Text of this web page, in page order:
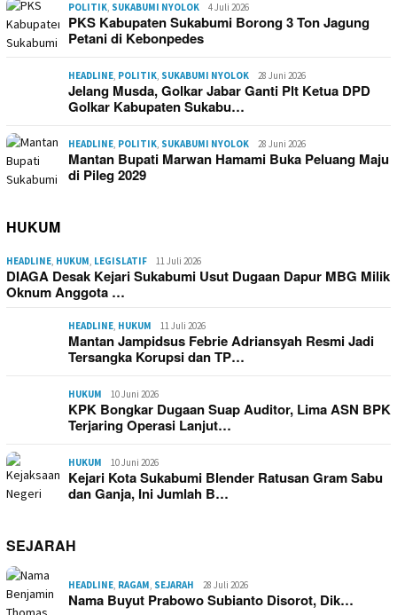
POLITIK, SUKABUMI NYOLOK 4 Juli 2026
PKS Kabupaten Sukabumi Borong 3 Ton Jagung
Petani di Kebonpedes
HEADLINE, POLITIK, SUKABUMI NYOLOK 28 Juni 2026
Jelang Musda, Golkar Jabar Ganti Plt Ketua DPD
Golkar Kabupaten Sukabu…
HEADLINE, POLITIK, SUKABUMI NYOLOK 28 Juni 2026
Mantan Bupati Marwan Hamami Buka Peluang Maju
di Pileg 2029
HUKUM
HEADLINE, HUKUM, LEGISLATIF 11 Juli 2026
DIAGA Desak Kejari Sukabumi Usut Dugaan Dapur MBG Milik
Oknum Anggota …
HEADLINE, HUKUM 11 Juli 2026
Mantan Jampidsus Febrie Adriansyah Resmi Jadi
Tersangka Korupsi dan TP…
HUKUM 10 Juni 2026
KPK Bongkar Dugaan Suap Auditor, Lima ASN BPK
Terjaring Operasi Lanjut…
HUKUM 10 Juni 2026
Kejari Kota Sukabumi Blender Ratusan Gram Sabu
dan Ganja, Ini Jumlah B…
SEJARAH
HEADLINE, RAGAM, SEJARAH 28 Juli 2026
Nama Buyut Prabowo Subianto Disorot, Dik…